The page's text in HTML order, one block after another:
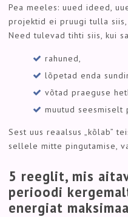
Pea meeles: uued ideed,
projektid ei pruugi tulla
Need tulevad tihti siis, kui
rahuned,
lõpetad enda
võtad praeguse
muutud seesmiselt
Sest uus reaalsus „kõlab”
sellele mitte pingutamise,
5 reeglit, mis
perioodi
energiat